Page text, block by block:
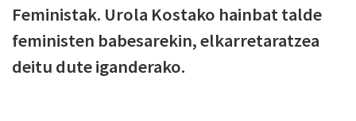
Feministak. Urola Kostako hainbat talde
feministen babesarekin, elkarretaratzea
deitu dute iganderako.